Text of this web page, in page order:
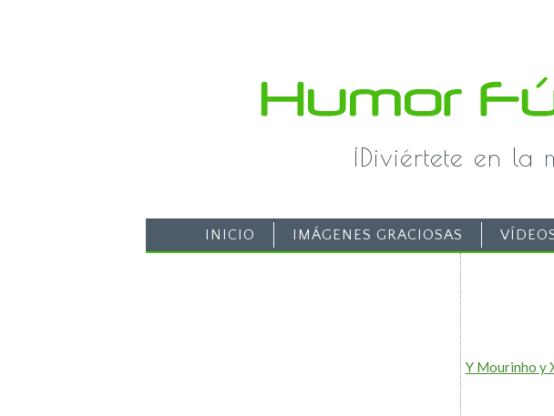
¡Diviértete en la
INICIO IMÁGENES GRACIOSAS
Y Mourinho y